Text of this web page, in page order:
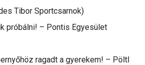
Tibor Sportcsarnok)
próbálni! – Pontis Egyesület
ragadt a gyerekem! – Pöltl